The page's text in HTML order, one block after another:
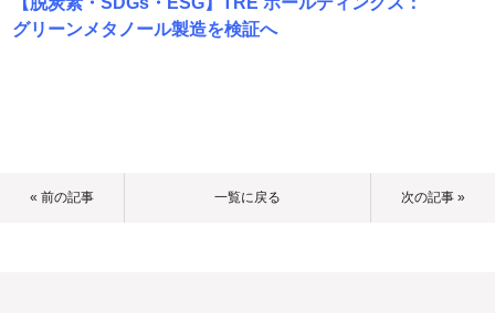
グリーンメタノール製造を検証へ
« 前の記事 一覧に戻る 次の記事 »